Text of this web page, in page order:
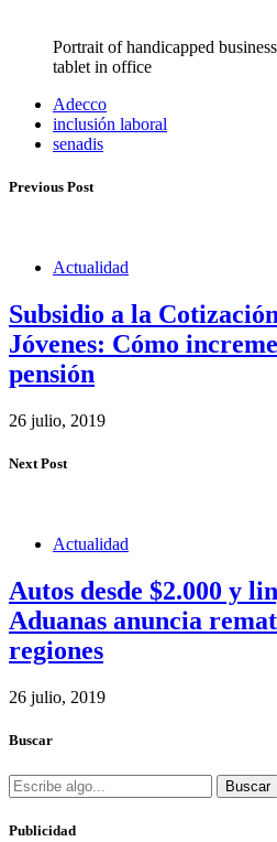
Portrait of handicapped
tablet in office
Adecco
inclusión laboral
senadis
Previous Post
Actualidad
Subsidio a la
Jóvenes: Cómo
pensión
26 julio, 2019
Next Post
Actualidad
Autos desde $2.000 y
Aduanas anuncia
regiones
26 julio, 2019
Buscar
Buscar
Publicidad